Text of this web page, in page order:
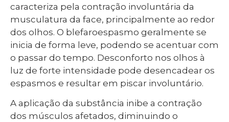
caracteriza pela contração involuntária da
musculatura da face, principalmente ao redor
dos olhos. O blefaroespasmo geralmente se
inicia de forma leve, podendo se acentuar com
o passar do tempo. Desconforto nos olhos à
luz de forte intensidade pode desencadear os
espasmos e resultar em piscar involuntário.
A aplicação da substância inibe a contração
dos músculos afetados, diminuindo o